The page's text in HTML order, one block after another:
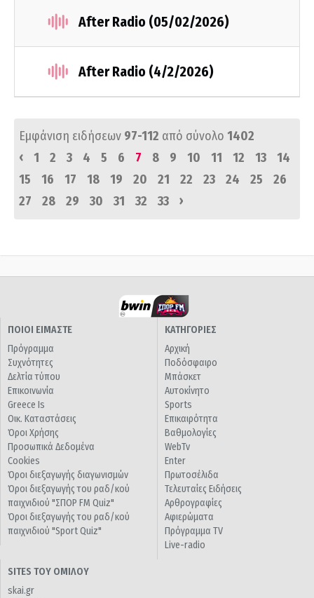
After Radio (05/02/2026)
After Radio (4/2/2026)
Εμφάνιση ειδήσεων 97-112 από σύνολο 1402
‹
1 2 3 4 5 6 7 8 9 10 11 12 13
14
15
16 17 18 19 20 21 22 23 24 25
26
27
28 29 30 31 32 33 ›
ΠΟΙΟΙ ΕΙΜΑΣΤΕ
Πρόγραμμα
Συχνότητες
Δελτία τύπου
Επικοινωνία
Greece Is
Οικ. Καταστάσεις
Όροι Χρήσης
Προσωπικά Δεδομένα
Cookies
Όροι διεξαγωγής διαγωνισμών
Όροι διεξαγωγής του ραδ/κού
παιχνιδιού "ΣΠΟΡ FM Quiz"
Όροι διεξαγωγής του ραδ/κού
παιχνιδιού "Sport Quiz"
ΚΑΤΗΓΟΡΙΕΣ
Αρχική
Ποδόσφαιρο
Μπάσκετ
Αυτοκίνητο
Sports
Επικαιρότητα
Βαθμολογίες
WebTv
Enter
Πρωτοσέλιδα
Τελευταίες Ειδήσεις
Αρθρογραφίες
Αφιερώματα
Πρόγραμμα TV
Live-radio
SITES ΤΟΥ ΟΜΙΛΟΥ
skai.gr